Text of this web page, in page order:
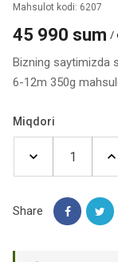
Mahsulot kodi: 6207
45 990 sum /
Bizning saytimizda
6-12m 350g
Miqdori
Share